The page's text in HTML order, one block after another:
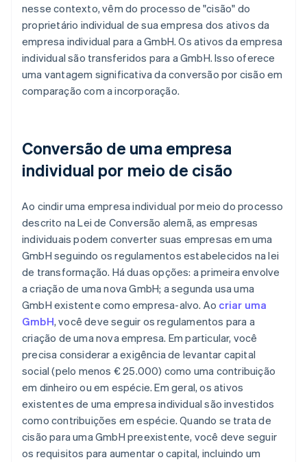
nesse contexto, vêm do processo de "cisão" do
proprietário individual de sua empresa dos ativos da
empresa individual para a GmbH. Os ativos da empresa
individual são transferidos para a GmbH. Isso oferece
uma vantagem significativa da conversão por cisão em
comparação com a incorporação.
Conversão de uma empresa
individual por meio de cisão
Ao cindir uma empresa individual por meio do processo
descrito na Lei de Conversão alemã, as empresas
individuais podem converter suas empresas em uma
GmbH seguindo os regulamentos estabelecidos na lei
de transformação. Há duas opções: a primeira envolve
a criação de uma nova GmbH; a segunda usa uma
GmbH existente como empresa-alvo. Ao criar uma
GmbH, você deve seguir os regulamentos para a
criação de uma nova empresa. Em particular, você
precisa considerar a exigência de levantar capital
social (pelo menos € 25.000) como uma contribuição
em dinheiro ou em espécie. Em geral, os ativos
existentes de uma empresa individual são investidos
como contribuições em espécie. Quando se trata de
cisão para uma GmbH preexistente, você deve seguir
os requisitos para aumentar o capital, incluindo um